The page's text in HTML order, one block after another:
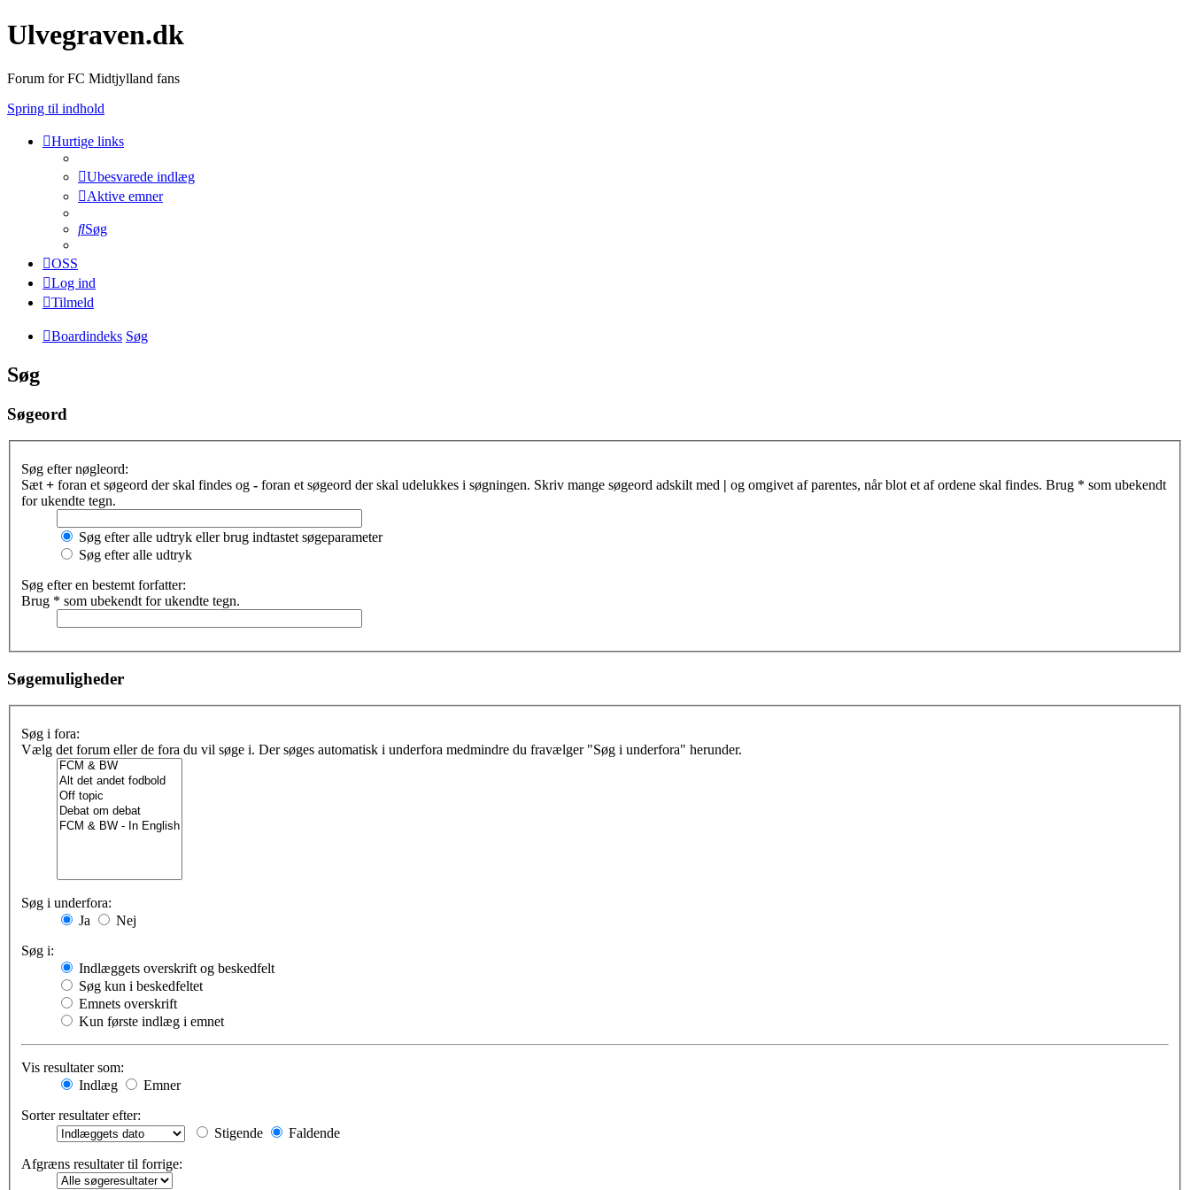
Ulvegraven.dk
Forum for FC Midtjylland fans
Spring til indhold
Hurtige links
Ubesvarede indlæg
Aktive emner
Søg
OSS
Log ind
Tilmeld
Boardindeks Søg
Søg
Søgeord
Søg efter nøgleord:
Sæt + foran et søgeord der skal findes og - foran et søgeord der skal udelukkes i søgningen. Skriv mange søgeord adskilt med | og omgivet af parentes, når blot et af ordene skal findes. Brug * som ubekendt
for ukendte tegn.
Søg efter alle udtryk eller brug indtastet søgeparameter
Søg efter alle udtryk
Søg efter en bestemt forfatter:
Brug * som ubekendt for ukendte tegn.
Søgemuligheder
Søg i fora:
Vælg det forum eller de fora du vil søge i. Der søges automatisk i underfora medmindre du fravælger "Søg i underfora" herunder.
Søg i underfora:
Ja
Nej
Søg i:
Indlæggets overskrift og beskedfelt
Søg kun i beskedfeltet
Emnets overskrift
Kun første indlæg i emnet
Vis resultater som:
Indlæg
Emner
Sorter resultater efter:
Stigende
Faldende
Afgræns resultater til forrige: